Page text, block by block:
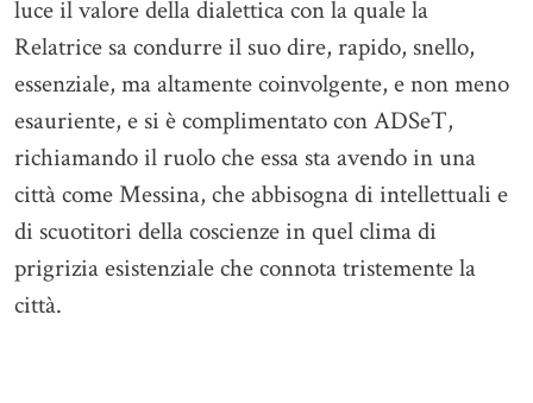
luce il valore della dialettica con la quale la
Relatrice sa condurre il suo dire, rapido, snello,
essenziale, ma altamente coinvolgente, e non meno
esauriente, e si è complimentato con ADSeT,
richiamando il ruolo che essa sta avendo in una
città come Messina, che abbisogna di intellettuali e
di scuotitori della coscienze in quel clima di
prigrizia esistenziale che connota tristemente la
città.